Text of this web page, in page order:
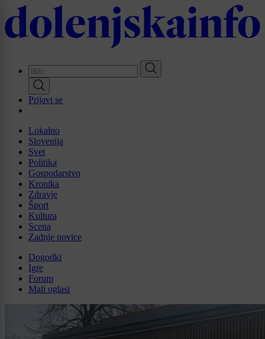
Skip
to
main
Prijavi se
Lokalno
Slovenija
Svet
Politika
Gospodarstvo
Kronika
Zdravje
Šport
Kultura
Scena
Zadnje novice
Dogodki
Igre
Forum
Mali oglasi